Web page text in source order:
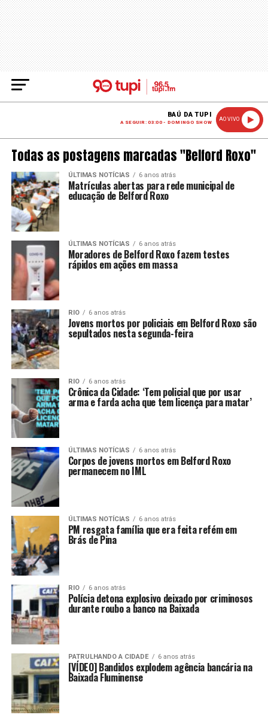
BAÚ DA TUPI
A SEGUIR: 03:00 - DOMINGO SHOW
AO VIVO
Todas as postagens marcadas "Belford Roxo"
ÚLTIMAS NOTÍCIAS 6 anos atrás
Matrículas abertas para rede municipal de
educação de Belford Roxo
ÚLTIMAS NOTÍCIAS 6 anos atrás
Moradores de Belford Roxo fazem testes
rápidos em ações em massa
RIO 6 anos atrás
Jovens mortos por policiais em Belford Roxo são
sepultados nesta segunda-feira
RIO 6 anos atrás
Crônica da Cidade: ‘Tem policial que por usar
arma e farda acha que tem licença para matar’
ÚLTIMAS NOTÍCIAS 6 anos atrás
Corpos de jovens mortos em Belford Roxo
permanecem no IML
ÚLTIMAS NOTÍCIAS 6 anos atrás
PM resgata família que era feita refém em
Brás de Pina
RIO 6 anos atrás
Polícia detona explosivo deixado por criminosos
durante roubo a banco na Baixada
PATRULHANDO A CIDADE 6 anos atrás
[VÍDEO] Bandidos explodem agência bancária na
Baixada Fluminense